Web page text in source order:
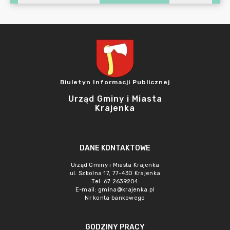
Biuletyn Informacji Publicznej
Urząd Gminy i Miasta
Krajenka
DANE KONTAKTOWE
Urząd Gminy i Miasta Krajenka
ul. Szkolna 17, 77-430 Krajenka
Tel. 67 2639204
E-mail: gmina@krajenka.pl
Nr konta bankowego
GODZINY PRACY